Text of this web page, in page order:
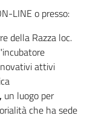
LINE o presso:
della Razza loc.
attivi
, un luogo per
che ha sede